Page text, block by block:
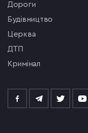
Дороги
будівництво
церква
ДТП
кримінал